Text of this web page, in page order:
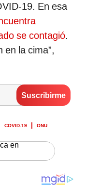
19. En esa
se contagió.
en la cima”,
COVID-19 ONU
en